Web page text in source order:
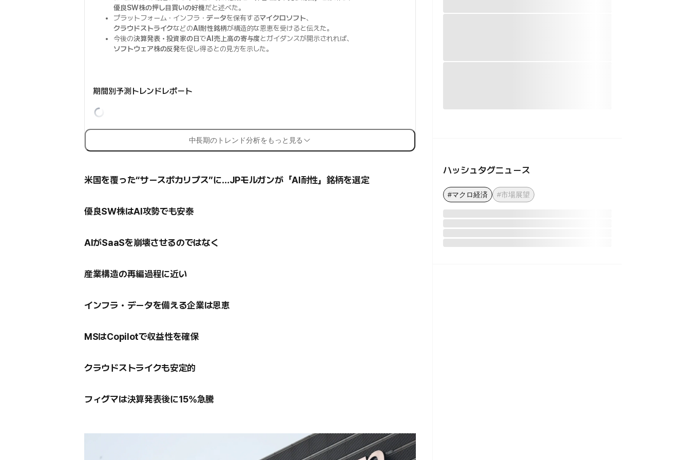
優良SW株の押し目買いの好機だと述べた。
プラットフォーム・インフラ・データを保有するマイクロソフト、
クラウドストライクなどのAI耐性銘柄が構造的な恩恵を受けると伝えた。
今後の決算発表・投資家の日でAI売上高の寄与度とガイダンスが開示されれば、
ソフトウェア株の反発を促し得るとの見方を示した。
期間別予測トレンドレポート
中長期のトレンド分析をもっと見る
米国を覆った“サースポカリプス”に…JPモルガンが「AI耐性」銘柄を選定
優良SW株はAI攻勢でも安泰
AIがSaaSを崩壊させるのではなく
産業構造の再編過程に近い
インフラ・データを備える企業は恩恵
MSはCopilotで収益性を確保
クラウドストライクも安定的
フィグマは決算発表後に15%急騰
ハッシュタグニュース
#マクロ経済 #市場展望